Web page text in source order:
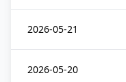
2026-05-21
2026-05-20